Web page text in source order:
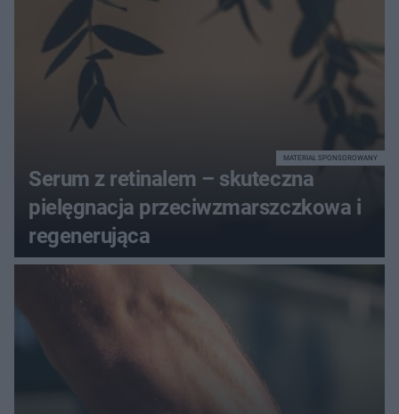
Serum z retinalem – skuteczna
pielęgnacja przeciwzmarszczkowa i
regenerująca
MATERIAŁ SPONSOROWANY